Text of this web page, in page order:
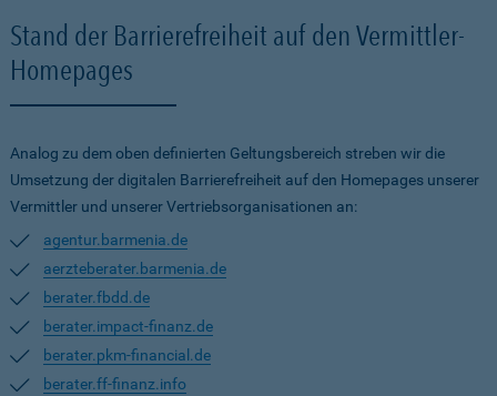
Stand der Barrierefreiheit auf den Vermittler-
Homepages
Analog zu dem oben definierten Geltungsbereich streben wir die
Umsetzung der digitalen Barrierefreiheit auf den Homepages unserer
Vermittler und unserer Vertriebsorganisationen an:
agentur.barmenia.de
aerzteberater.barmenia.de
berater.fbdd.de
berater.impact-finanz.de
berater.pkm-financial.de
berater.ff-finanz.info